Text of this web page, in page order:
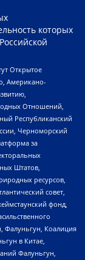
которых
Открытое
Американо-
Отношений,
Республиканский
Черноморский
за
Штатов,
ресурсов,
совет,
фонд,
Фалуньгун, Коалиция
в Китае,
Фалуньгун,